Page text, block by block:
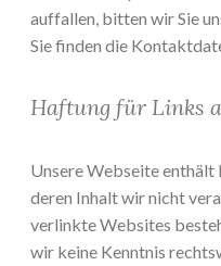
auffallen, bitten wir Sie
Sie finden die
Haftung für Links
Unsere Webseite enthält
deren Inhalt wir nicht
verlinkte Websites
wir keine Kenntnis